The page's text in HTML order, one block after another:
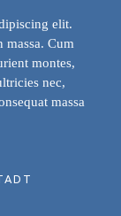
elit.
massa. Cum
montes,
nec,
massa